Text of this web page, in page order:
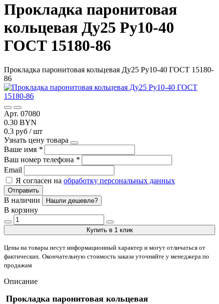
Прокладка паронитовая
кольцевая Ду25 Ру10-40
ГОСТ 15180-86
Прокладка паронитовая кольцевая Ду25 Ру10-40 ГОСТ 15180-
86
Арт. 07080
0.30 BYN
0.3 руб / шт
Узнать цену товара
Ваше имя *
Ваш номер телефона *
Email
Я согласен на обработку персональных данных
Отправить
В наличии Нашли дешевле?
В корзину
Купить в 1 клик
Цены на товары несут информационный характер и могут отличаться от
фактических. Окончательную стоимость заказа уточняйте у менеджера по
продажам
Описание
Прокладка паронитовая кольцевая